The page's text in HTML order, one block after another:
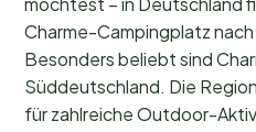
Charme-Campingplatz
Besonders beliebt sind
Süddeutschland. Die
für zahlreiche Outdoor-